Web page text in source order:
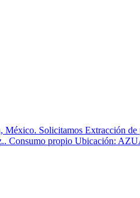
Solicitamos Extracción
propio Ubicación: